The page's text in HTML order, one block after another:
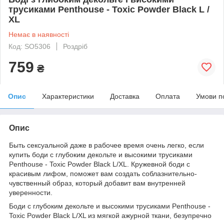
трусиками Penthouse - Toxic Powder Black L /
XL
Немає в наявності
Код: SO5306
Роздріб
759 ₴
Опис Характеристики Доставка Оплата Умови
Опис
Быть сексуальной даже в рабочее время очень легко, если
купить боди с глубоким декольте и высокими трусиками
Penthouse - Toxic Powder Black L/XL. Кружевной боди с
красивым лифом, поможет вам создать соблазнительно-
чувственный образ, который добавит вам внутренней
уверенности.
Боди с глубоким декольте и высокими трусиками Penthouse -
Toxic Powder Black L/XL из мягкой ажурной ткани, безупречно